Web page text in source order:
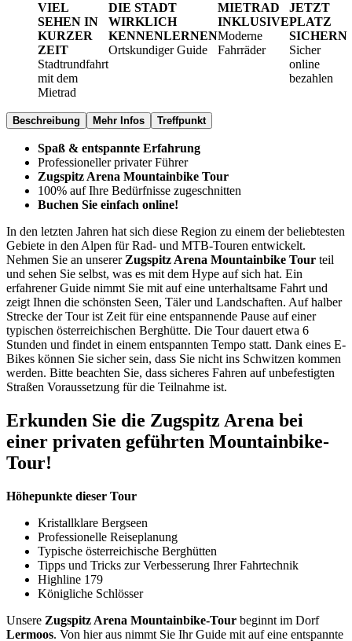
VIEL
SEHEN IN
KURZER
ZEIT
Stadtrundfahrt
mit dem
Mietrad
DIE STADT
WIRKLICH
KENNENLERNEN
Ortskundiger Guide
MIETRAD
INKLUSIVE
Moderne
Fahrräder
JETZT
PLATZ
SICHERN
Sicher
online
bezahlen
Beschreibung Mehr Infos Treffpunkt
Spaß & entspannte Erfahrung
Professioneller privater Führer
Zugspitz Arena Mountainbike Tour
100% auf Ihre Bedürfnisse zugeschnitten
Buchen Sie einfach online!
In den letzten Jahren hat sich diese Region zu einem der beliebtesten
Gebiete in den Alpen für Rad- und MTB-Touren entwickelt.
Nehmen Sie an unserer Zugspitz Arena Mountainbike Tour teil
und sehen Sie selbst, was es mit dem Hype auf sich hat. Ein
erfahrener Guide nimmt Sie mit auf eine unterhaltsame Fahrt und
zeigt Ihnen die schönsten Seen, Täler und Landschaften. Auf halber
Strecke der Tour ist Zeit für eine entspannende Pause auf einer
typischen österreichischen Berghütte. Die Tour dauert etwa 6
Stunden und findet in einem entspannten Tempo statt. Dank eines E-
Bikes können Sie sicher sein, dass Sie nicht ins Schwitzen kommen
werden. Bitte beachten Sie, dass sicheres Fahren auf unbefestigten
Straßen Voraussetzung für die Teilnahme ist.
Erkunden Sie die Zugspitz Arena bei
einer privaten geführten Mountainbike-
Tour!
Höhepunkte dieser Tour
Kristallklare Bergseen
Professionelle Reiseplanung
Typische österreichische Berghütten
Tipps und Tricks zur Verbesserung Ihrer Fahrtechnik
Highline 179
Königliche Schlösser
Unsere Zugspitz Arena Mountainbike-Tour beginnt im Dorf
Lermoos. Von hier aus nimmt Sie Ihr Guide mit auf eine entspannte